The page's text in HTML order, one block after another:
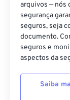
arquivos — nós
segurança
seguros, seja
documento.
seguros e
aspectos da
Saiba